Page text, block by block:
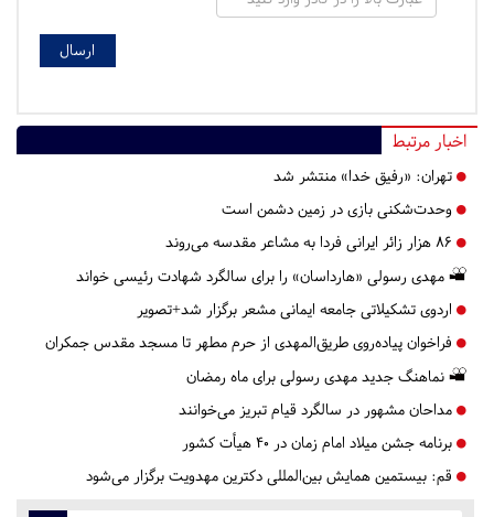
اخبار مرتبط
تهران: «رفیق خدا» منتشر شد
وحدت‌شکنی بازی در زمین دشمن است
۸۶ هزار زائر ایرانی فردا به مشاعر مقدسه می‌روند
مهدی رسولی «هارداسان» را برای سالگرد شهادت رئیسی خواند
اردوی تشکیلاتی جامعه ایمانی مشعر برگزار شد+تصویر
فراخوان پیاده‌روی طریق‌المهدی از حرم مطهر تا مسجد مقدس جمکران
نماهنگ جدید مهدی رسولی برای ماه رمضان
مداحان مشهور در سالگرد قیام تبریز می‌خوانند
برنامه جشن میلاد امام زمان در ۴۰ هیأت کشور
قم: بیستمین همایش بین‌المللی دکترین مهدویت برگزار می‌شود